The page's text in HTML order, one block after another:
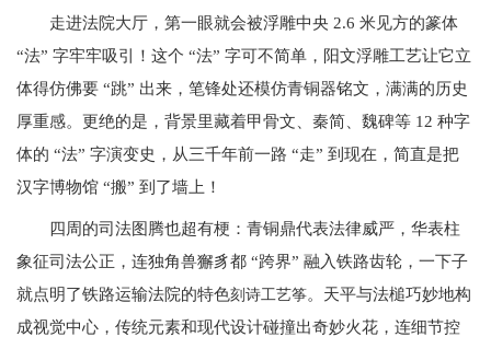
走进法院大厅，第一眼就会被浮雕中央 2.6 米见方的篆体
“法” 字牢牢吸引！这个 “法” 字可不简单，阳文浮雕工艺让它立
体得仿佛要 “跳” 出来，笔锋处还模仿青铜器铭文，满满的历史
厚重感。更绝的是，背景里藏着甲骨文、秦简、魏碑等 12 种字
体的 “法” 字演变史，从三千年前一路 “走” 到现在，简直是把
汉字博物馆 “搬” 到了墙上！
四周的司法图腾也超有梗：青铜鼎代表法律威严，华表柱
象征司法公正，连独角兽獬豸都 “跨界” 融入铁路齿轮，一下子
就点明了铁路运输法院的特色刻诗工艺筝。天平与法槌巧妙地构
成视觉中心，传统元素和现代设计碰撞出奇妙火花，连细节控